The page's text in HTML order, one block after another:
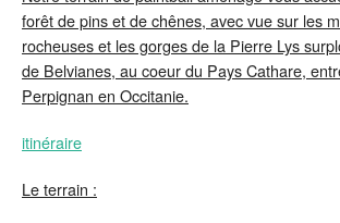
forêt de pins et de chênes, avec vue sur les
rocheuses et les gorges de la Pierre Lys
de Belvianes, au coeur du Pays Cathare,
Perpignan en Occitanie.
itinéraire
Le terrain :